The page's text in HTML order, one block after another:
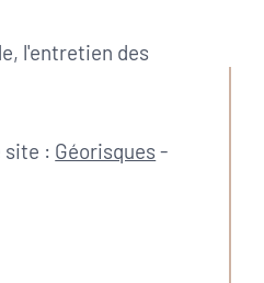
l'entretien des
site : Géorisques -